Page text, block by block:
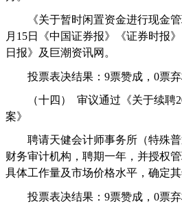
《关于暂时闲置资金进行现金
月 15日《中国证券报》《证券时报
日报》及巨潮资讯网。
投票表决结果： 9票赞成， 0票弃
（十四） 审议通过《关于续聘
案》
聘请天健会计师事务所（特殊
财务审计机构，聘期一年，并授权
具体工作量及市场价格水平，确定其
投票表决结果： 9票赞成， 0票弃